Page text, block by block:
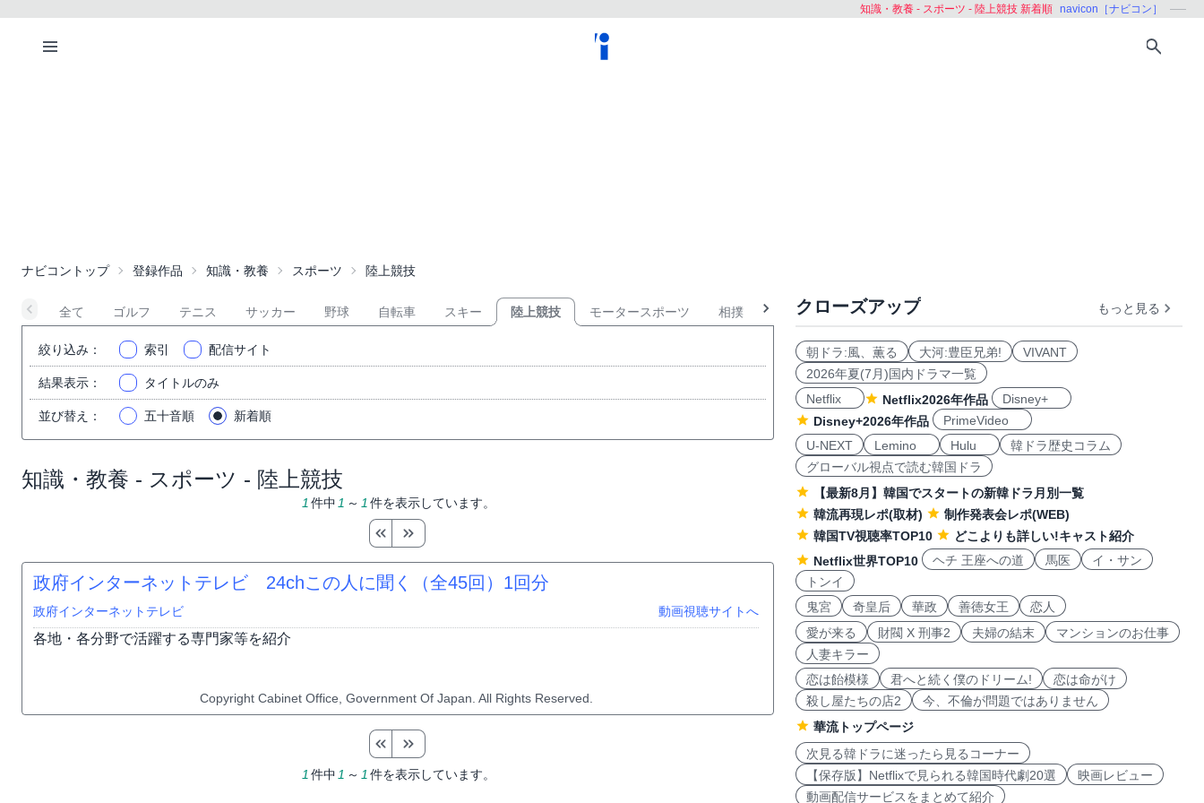
知識・教養 - スポーツ - 陸上競技 新着順 navicon［ナビコン］
ナビコントップ 登録作品 知識・教養 スポーツ 陸上競技
全て ゴルフ テニス サッカー 野球 自転車 スキー 陸上競技 モータースポーツ 相撲 格闘技 オリンピック
絞り込み ： 索引 配信サイト
結果表示 ： タイトルのみ
並び替え ： 五十音順 新着順
知識・教養 - スポーツ - 陸上競技
1 件中 1 ～ 1 件を表示しています。
政府インターネットテレビ 24chこの人に聞く（全45回） 1回分
政府インターネットテレビ 動画視聴サイトへ
各地・各分野で活躍する専門家等を紹介
Copyright Cabinet Office, Government Of Japan. All Rights Reserved.
1 件中 1 ～ 1 件を表示しています。
クローズアップ もっと見る
朝ドラ:風、薫る 大河:豊臣兄弟!
VIVANT
2026年夏(7月)国内ドラマ一覧
Netflix
Netflix2026年作品
Disney+
Disney+2026年作品
PrimeVideo
U-NEXT
Lemino Hulu
韓ドラ歴史コラム
グローバル視点で読む韓国ドラ
【最新8月】韓国でスタートの新韓ドラ月別一覧
韓流再現レポ(取材)
制作発表会レポ(WEB)
韓国TV視聴率TOP10
どこよりも詳しい!キャスト紹介
Netflix世界TOP10
ヘチ 王座への道 馬医
イ・サン
トンイ
鬼宮
奇皇后 華政 善徳女王
恋人
愛が来る
財閥 X 刑事2 夫婦の結末
マンションのお仕事
人妻キラー
恋は飴模様
君へと続く僕のドリーム!
恋は命がけ
殺し屋たちの店2
今、不倫が問題ではありません
華流トップページ
次見る韓ドラに迷ったら見るコーナー
【保存版】Netflixで見られる韓国時代劇20選
映画レビュー
動画配信サービスをまとめて紹介